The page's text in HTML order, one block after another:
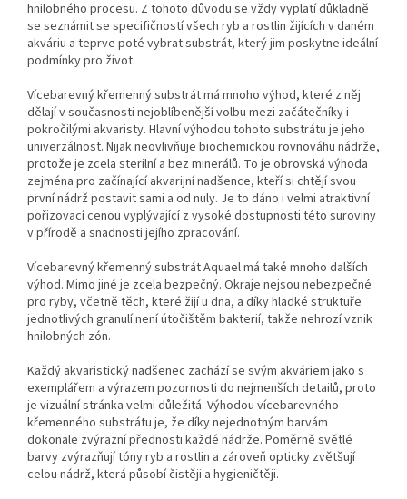
hnilobného procesu. Z tohoto důvodu se vždy vyplatí důkladně
se seznámit se specifičností všech ryb a rostlin žijících v daném
akváriu a teprve poté vybrat substrát, který jim poskytne ideální
podmínky pro život.
Vícebarevný křemenný substrát má mnoho výhod, které z něj
dělají v současnosti nejoblíbenější volbu mezi začátečníky i
pokročilými akvaristy. Hlavní výhodou tohoto substrátu je jeho
univerzálnost. Nijak neovlivňuje biochemickou rovnováhu nádrže,
protože je zcela sterilní a bez minerálů. To je obrovská výhoda
zejména pro začínající akvarijní nadšence, kteří si chtějí svou
první nádrž postavit sami a od nuly. Je to dáno i velmi atraktivní
pořizovací cenou vyplývající z vysoké dostupnosti této suroviny
v přírodě a snadnosti jejího zpracování.
Vícebarevný křemenný substrát Aquael má také mnoho dalších
výhod. Mimo jiné je zcela bezpečný. Okraje nejsou nebezpečné
pro ryby, včetně těch, které žijí u dna, a díky hladké struktuře
jednotlivých granulí není útočištěm bakterií, takže nehrozí vznik
hnilobných zón.
Každý akvaristický nadšenec zachází se svým akváriem jako s
exemplářem a výrazem pozornosti do nejmenších detailů, proto
je vizuální stránka velmi důležitá. Výhodou vícebarevného
křemenného substrátu je, že díky nejednotným barvám
dokonale zvýrazní přednosti každé nádrže. Poměrně světlé
barvy zvýrazňují tóny ryb a rostlin a zároveň opticky zvětšují
celou nádrž, která působí čistěji a hygieničtěji.